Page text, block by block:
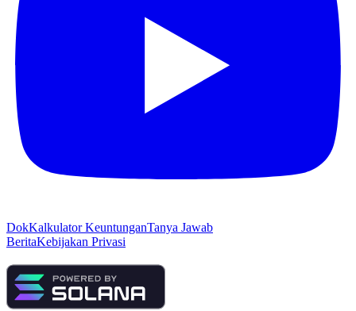
DokKalkulator KeuntunganTanya Jawab
BeritaKebijakan Privasi